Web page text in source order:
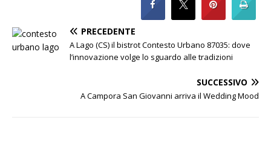
PRECEDENTE
A Lago (CS) il bistrot Contesto Urbano 87035: dove
l’innovazione volge lo sguardo alle tradizioni
SUCCESSIVO
A Campora San Giovanni arriva il Wedding Mood